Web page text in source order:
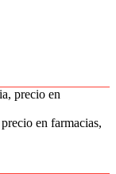
en farmacias,